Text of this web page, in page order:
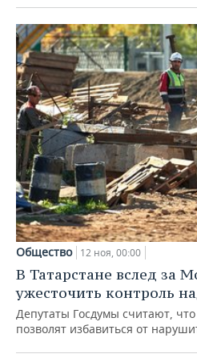
Общество 12 ноя, 00:00
В Татарстане вслед за
ужесточить контроль
Депутаты Госдумы считают,
позволят избавиться от